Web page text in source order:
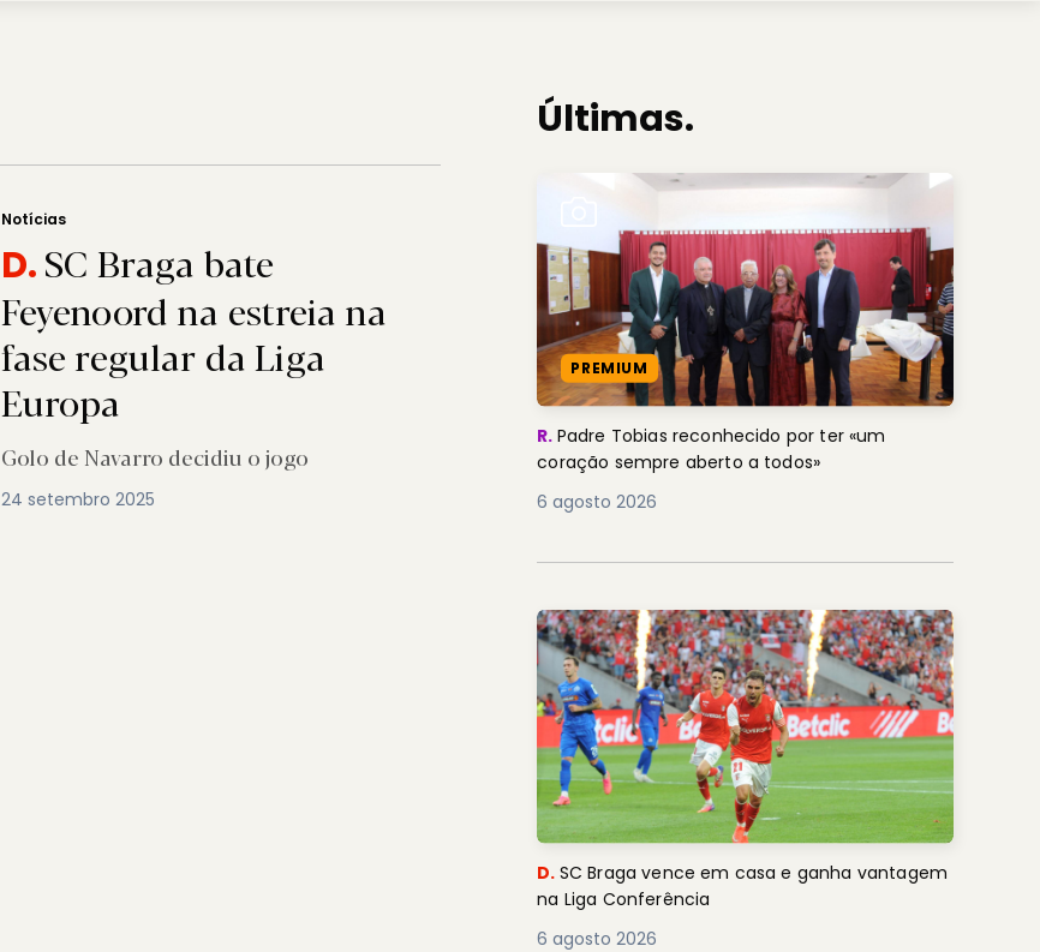
Notícias
D.SC Braga bate
Feyenoord na estreia na
fase regular da Liga
Europa
Golo de Navarro decidiu o jogo
24 setembro 2025
Últimas.
PREMIUM
R. Padre Tobias reconhecido por ter «um
coração sempre aberto a todos»
6 agosto 2026
D. SC Braga vence em casa e ganha vantagem
na Liga Conferência
6 agosto 2026